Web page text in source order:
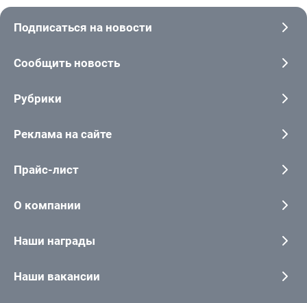
Подписаться на новости
Сообщить новость
Рубрики
Реклама на сайте
Прайс-лист
О компании
Наши награды
Наши вакансии